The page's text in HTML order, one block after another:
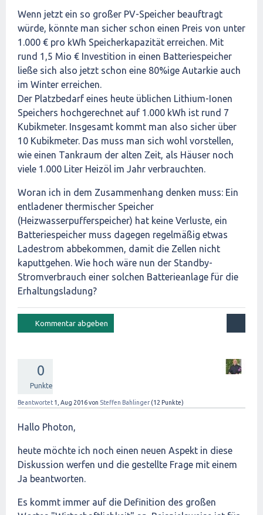
Wenn jetzt ein so großer PV-Speicher beauftragt
würde, könnte man sicher schon einen Preis von unter
1.000 € pro kWh Speicherkapazität erreichen. Mit
rund 1,5 Mio € Investition in einen Batteriespeicher
ließe sich also jetzt schon eine 80%ige Autarkie auch
im Winter erreichen.
Der Platzbedarf eines heute üblichen Lithium-Ionen
Speichers hochgerechnet auf 1.000 kWh ist rund 7
Kubikmeter. Insgesamt kommt man also sicher über
10 Kubikmeter. Das muss man sich wohl vorstellen,
wie einen Tankraum der alten Zeit, als Häuser noch
viele 1.000 Liter Heizöl im Jahr verbrauchten.
Woran ich in dem Zusammenhang denken muss: Ein
entladener thermischer Speicher
(Heizwasserpufferspeicher) hat keine Verluste, ein
Batteriespeicher muss dagegen regelmäßig etwas
Ladestrom abbekommen, damit die Zellen nicht
kaputtgehen. Wie hoch wäre nun der Standby-
Stromverbrauch einer solchen Batterieanlage für die
Erhaltungsladung?
0
Punkte
Beantwortet 1, Aug 2016von Steffen Bahlinger (12 Punkte)
Hallo Photon,
heute möchte ich noch einen neuen Aspekt in diese
Diskussion werfen und die gestellte Frage mit einem
Ja beantworten.
Es kommt immer auf die Definition des großen